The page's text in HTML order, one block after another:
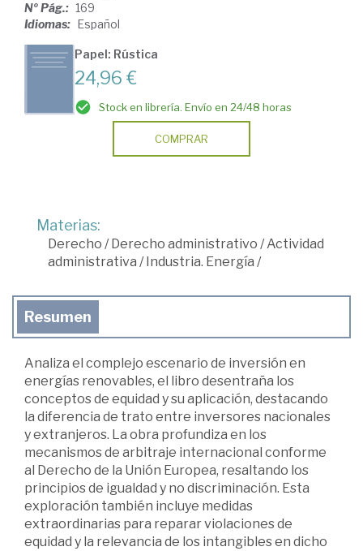
Nº Pág.: 169
Idiomas: Español
Papel: Rústica
24,96 €
Stock en librería. Envío en 24/48 horas
COMPRAR
Materias:
Derecho / Derecho administrativo /Actividad
administrativa / Industria. Energía /
Resumen
Analiza el complejo escenario de inversión en
energías renovables, el libro desentraña los
conceptos de equidad y su aplicación, destacando
la diferencia de trato entre inversores nacionales
y extranjeros. La obra profundiza en los
mecanismos de arbitraje internacional conforme
al Derecho de la Unión Europea, resaltando los
principios de igualdad y no discriminación. Esta
exploración también incluye medidas
extraordinarias para reparar violaciones de
equidad y la relevancia de los intangibles en dicho